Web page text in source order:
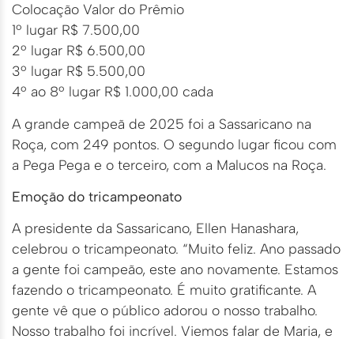
Colocação Valor do Prêmio
1º lugar R$ 7.500,00
2º lugar R$ 6.500,00
3º lugar R$ 5.500,00
4º ao 8º lugar R$ 1.000,00 cada
A grande campeã de 2025 foi a Sassaricano na
Roça, com 249 pontos. O segundo lugar ficou com
a Pega Pega e o terceiro, com a Malucos na Roça.
Emoção do tricampeonato
A presidente da Sassaricano, Ellen Hanashara,
celebrou o tricampeonato. “Muito feliz. Ano passado
a gente foi campeão, este ano novamente. Estamos
fazendo o tricampeonato. É muito gratificante. A
gente vê que o público adorou o nosso trabalho.
Nosso trabalho foi incrível. Viemos falar de Maria, e